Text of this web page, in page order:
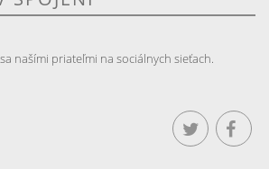
našími priateľmi na sociálnych sieťach.